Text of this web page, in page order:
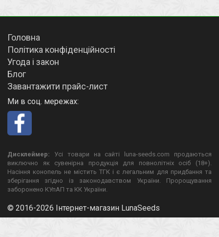
Головна
Політика конфіденційності
Угода і закон
Блог
Завантажити прайс-лист
Ми в соц. мережах:
Дисклеймер: Усі товари на сайті luna-seeds.com продаються
виключно як сувенірна продукція для повнолітніх осіб (18+).
Насіння конопель не містить ТГК і є легальним для придбання та
зберігання згідно із законодавством України. Пророщування
заборонено КУпАП та КК України.
© 2016-2026 Інтернет-магазин LunaSeeds